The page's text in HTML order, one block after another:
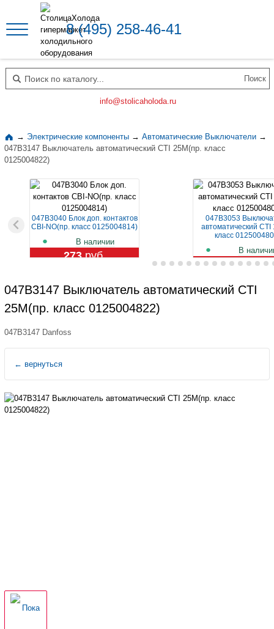
8 (495) 258-46-41
Поиск по каталогу
info@stolicaholoda.ru
→ Электрические компоненты → Автоматические Выключатели →
047B3147 Выключатель автоматический CTI 25M(пр. класс
0125004822)
047B3040 Блок доп. контактов
CBI-NO(пр. класс 0125004814)
В наличии
273руб.
047B3053
автоматический CTI
класс
В
1 129 руб.
047B3147 Выключатель автоматический CTI
25M(пр. класс 0125004822)
047B3147 Danfoss
← вернуться